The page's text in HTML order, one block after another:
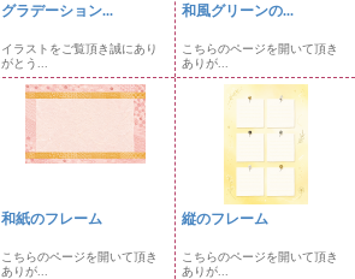
グラデーション...
イラストをご覧頂き誠にあり
がとう...
和風グリーンの...
こちらのページを開いて頂き
ありが...
和紙のフレーム
こちらのページを開いて頂き
ありが...
縦のフレーム
こちらのページを開いて頂き
ありが...